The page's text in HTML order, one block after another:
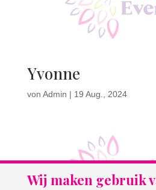
Yvonne
von Admin | 19 Aug., 2024
Wij maken gebruik